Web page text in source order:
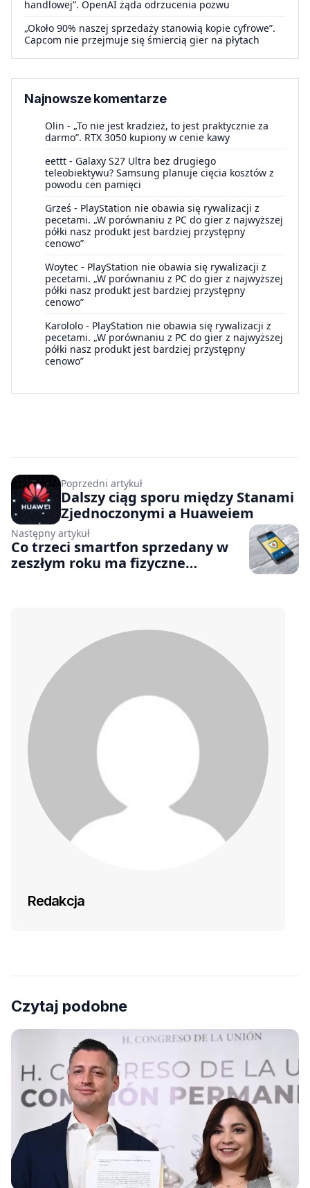
handlowej”. OpenAI żąda odrzucenia pozwu
„Około 90% naszej sprzedaży stanowią kopie cyfrowe”.
Capcom nie przejmuje się śmiercią gier na płytach
Najnowsze komentarze
Olin - „To nie jest kradzież, to jest praktycznie za
darmo”. RTX 3050 kupiony w cenie kawy
eettt - Galaxy S27 Ultra bez drugiego
teleobiektywu? Samsung planuje cięcia kosztów z
powodu cen pamięci
Grześ - PlayStation nie obawia się rywalizacji z
pecetami. „W porównaniu z PC do gier z najwyższej
półki nasz produkt jest bardziej przystępny
cenowo”
Woytec - PlayStation nie obawia się rywalizacji z
pecetami. „W porównaniu z PC do gier z najwyższej
półki nasz produkt jest bardziej przystępny
cenowo”
Karololo - PlayStation nie obawia się rywalizacji z
pecetami. „W porównaniu z PC do gier z najwyższej
półki nasz produkt jest bardziej przystępny
cenowo”
Poprzedni artykuł
Dalszy ciąg sporu między Stanami
Zjednoczonymi a Huaweiem
Następny artykuł
Co trzeci smartfon sprzedany w
zeszłym roku ma fizyczne
Redakcja
Czytaj podobne